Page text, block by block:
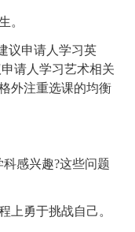
。
申请人学习英
请人学习艺术相关
外注重选课的均衡
感兴趣?这些问题
勇于挑战自己。